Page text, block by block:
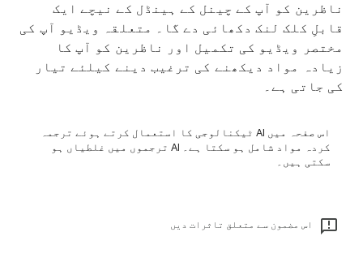
ناظرین کو آپ کے چینل کے ہینڈل کے نیچے ایک
قابلِ کلک لنک دکھائی دے گا۔ متعلقہ ویڈیو آپ کی
مختصر ویڈیو کی تکمیل اور ناظرین کو آپ کا
زیادہ مواد دیکھنے کی ترغیب دینے کیلئے تیار
کی جاتی ہے۔
اس صفحہ میں AI ٹیکنالوجی کا استعمال کرتے ہوئے ترجمہ
کردہ مواد شامل ہو سکتا ہے۔ ‫AI ترجموں میں غلطیاں ہو
سکتی ہیں۔
اس مضمون سے متعلق تاثرات دیں